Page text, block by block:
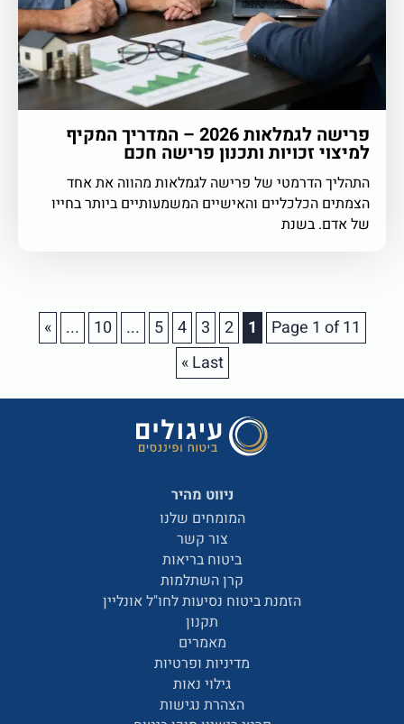
פרישה לגמלאות 2026 – המדריך המקיף
למיצוי זכויות ותכנון פרישה חכם
התהליך הדרמטי של פרישה לגמלאות מהווה את אחד
הצמתים הכלכליים והאישיים המשמעותיים ביותר בחייו
של אדם. בשנת
Page 1 of 11
1
2
3
4
5
...
10
...
»
Last »
ניווט מהיר
המומחים שלנו
צור קשר
ביטוח בריאות
קרן השתלמות
הזמנת ביטוח נסיעות לחו"ל אונליין
תקנון
מאמרים
מדיניות ופרטיות
גילוי נאות
הצהרת נגישות